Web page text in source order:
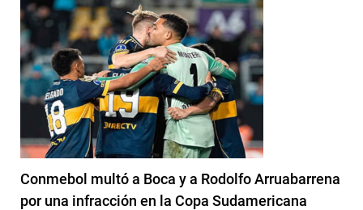
Conmebol multó a Boca y a Rodolfo Arruabarrena
por una infracción en la Copa Sudamericana